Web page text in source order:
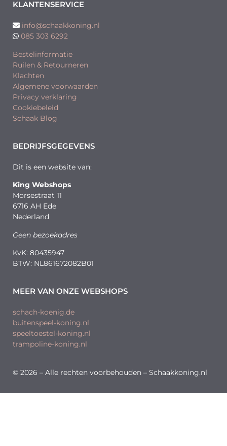
KLANTENSERVICE
info@schaakkoning.nl
085 303 6292
Bestelinformatie
Ruilen & Retourneren
Klachten
Algemene voorwaarden
Privacy verklaring
Cookiebeleid
Schaak Blog
BEDRIJFSGEGEVENS
Dit is een website van:
King Webshops
Morsestraat 11
6716 AH Ede
Nederland
Geen bezoekadres
KvK: 80435947
BTW: NL861672082B01
MEER VAN ONZE WEBSHOPS
schach-koenig.de
buitenspeel-koning.nl
speeltoestel-koning.nl
trampoline-koning.nl
© 2026 – Alle rechten voorbehouden – Schaakkoning.nl